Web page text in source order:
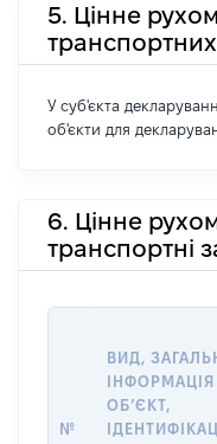
5. Цінне
транспортних
У суб'єкта
об'єкти для
6. Цінне
транспортні
№
ВИД,
ОБʼЄКТ,